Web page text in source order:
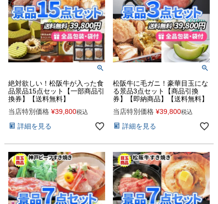
絶対欲しい！松阪牛が入った食
品景品15点セット【一部商品引
換券】【送料無料】
当店特別価格 ¥39,800税込
詳細を見る
松阪牛に毛ガニ！豪華目玉にな
る景品3点セット【商品引換
券】【即納商品】【送料無料】
当店特別価格 ¥39,800税込
詳細を見る